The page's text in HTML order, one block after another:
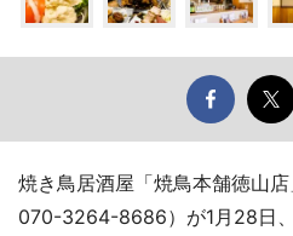
焼き鳥居酒屋「焼鳥本舗徳山
070-3264-8686）が1月28日